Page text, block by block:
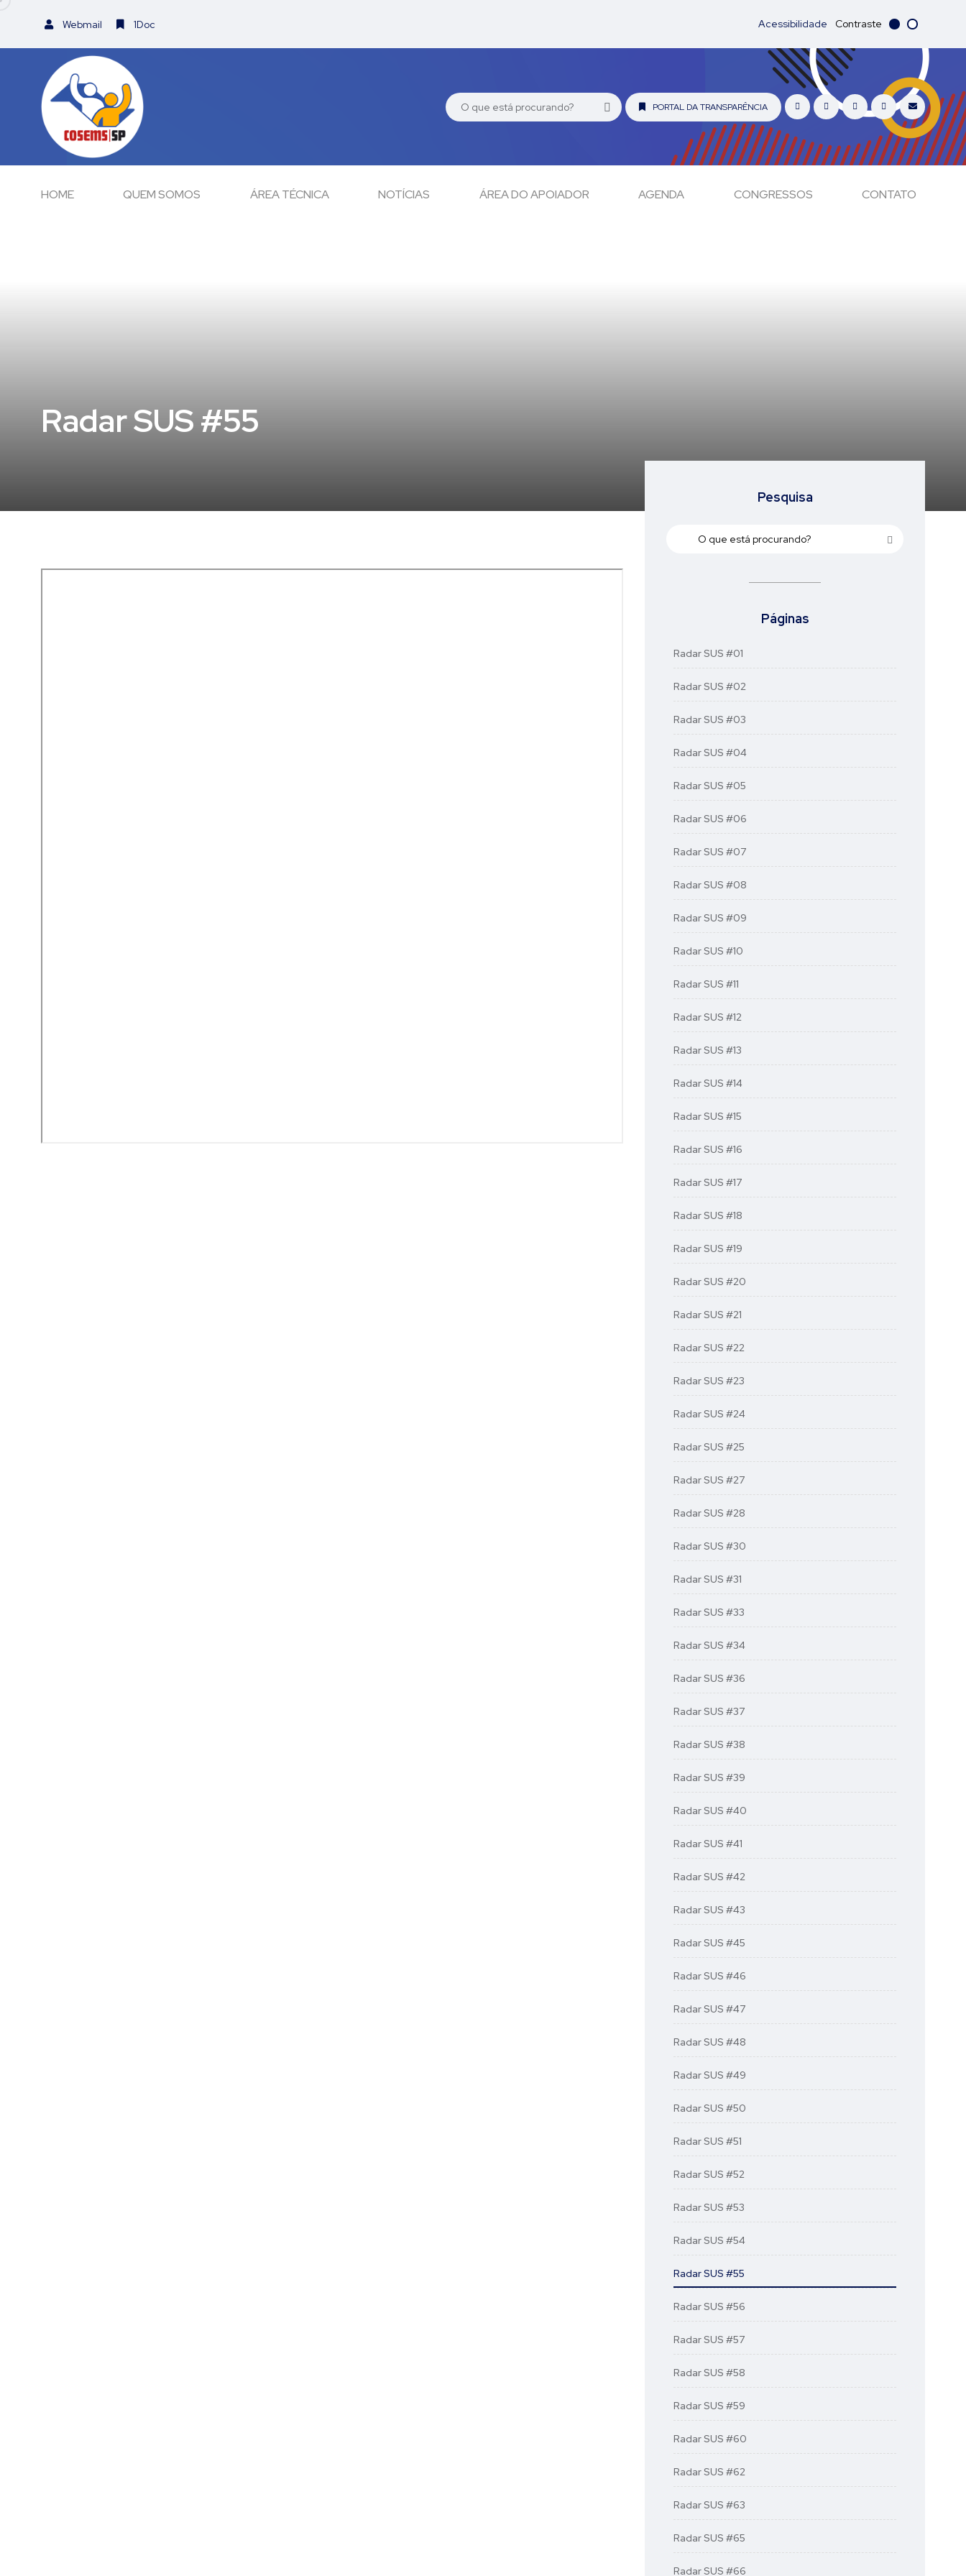
Webmail 1Doc Acessibilidade Contraste
PORTAL DA TRANSPARÊNCIA
HOME QUEM SOMOS ÁREA TÉCNICA NOTÍCIAS ÁREA DO APOIADOR AGENDA CONGRESSOS CONTATO
Radar SUS #55
Pesquisa
Páginas
Radar SUS #01
Radar SUS #02
Radar SUS #03
Radar SUS #04
Radar SUS #05
Radar SUS #06
Radar SUS #07
Radar SUS #08
Radar SUS #09
Radar SUS #10
Radar SUS #11
Radar SUS #12
Radar SUS #13
Radar SUS #14
Radar SUS #15
Radar SUS #16
Radar SUS #17
Radar SUS #18
Radar SUS #19
Radar SUS #20
Radar SUS #21
Radar SUS #22
Radar SUS #23
Radar SUS #24
Radar SUS #25
Radar SUS #27
Radar SUS #28
Radar SUS #30
Radar SUS #31
Radar SUS #33
Radar SUS #34
Radar SUS #36
Radar SUS #37
Radar SUS #38
Radar SUS #39
Radar SUS #40
Radar SUS #41
Radar SUS #42
Radar SUS #43
Radar SUS #45
Radar SUS #46
Radar SUS #47
Radar SUS #48
Radar SUS #49
Radar SUS #50
Radar SUS #51
Radar SUS #52
Radar SUS #53
Radar SUS #54
Radar SUS #55
Radar SUS #56
Radar SUS #57
Radar SUS #58
Radar SUS #59
Radar SUS #60
Radar SUS #62
Radar SUS #63
Radar SUS #65
Radar SUS #66